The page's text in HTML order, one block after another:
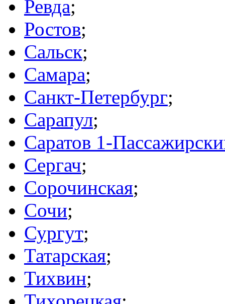
Ревда;
Ростов;
Сальск;
Самара;
Санкт-Петербург;
Сарапул;
Саратов 1-
Сергач;
Сорочинская;
Сочи;
Сургут;
Татарская;
Тихвин;